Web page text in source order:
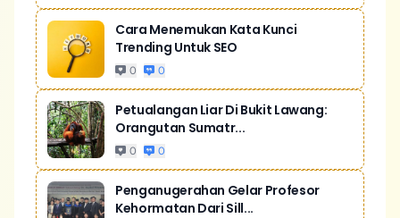
Cara Menemukan Kata Kunci
Trending Untuk SEO
0 0
Petualangan Liar Di Bukit Lawang:
Orangutan Sumatr...
0 0
Penganugerahan Gelar Profesor
Kehormatan Dari Sill...